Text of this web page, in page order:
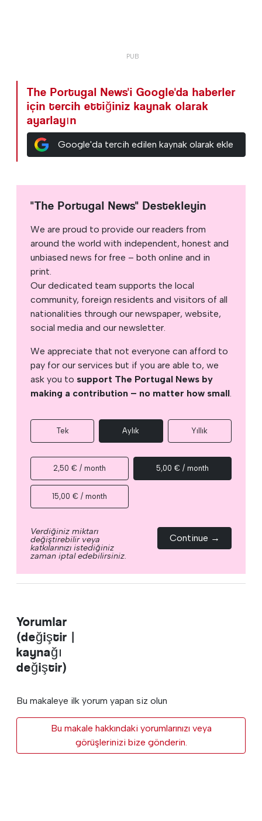
The Portugal News'i Google'da haberler
için tercih ettiğiniz kaynak olarak
ayarlayın
Google'da tercih edilen kaynak olarak ekle
"The Portugal News" Destekleyin
We are proud to provide our readers from
around the world with independent, honest and
unbiased news for free – both online and in
print.
Our dedicated team supports the local
community, foreign residents and visitors of all
nationalities through our newspaper, website,
social media and our newsletter.
We appreciate that not everyone can afford to
pay for our services but if you are able to, we
ask you to support The Portugal News by
making a contribution – no matter how small.
Tek Aylık Yıllık
2,50 € / month 5,00 € / month
15,00 € / month
Verdiğiniz miktarı
değiştirebilir veya
katkılarınızı istediğiniz
zaman iptal edebilirsiniz.
Continue →
Yorumlar
(değiştir |
kaynağı
değiştir)
Bu makaleye ilk yorum yapan siz olun
Bu makale hakkındaki yorumlarınızı veya
görüşlerinizi bize gönderin.